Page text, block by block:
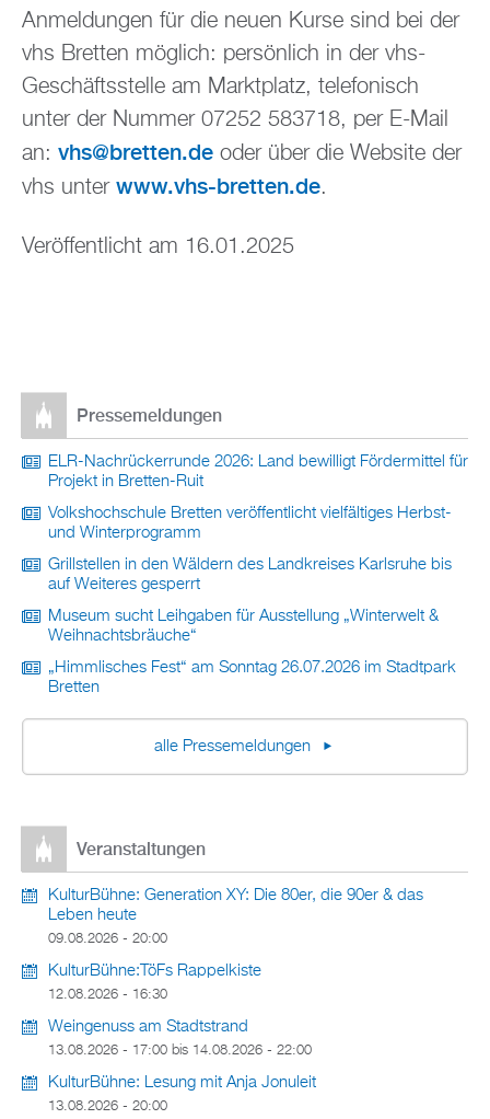
Anmeldungen für die neuen Kurse sind bei der
vhs Bretten möglich: persönlich in der vhs-
Geschäftsstelle am Marktplatz, telefonisch
unter der Nummer 07252 583718, per E-Mail
an: vhs@bretten.de oder über die Website der
vhs unter www.vhs-bretten.de.
Veröffentlicht am 16.01.2025
Pressemeldungen
ELR-Nachrückerrunde 2026: Land bewilligt Fördermittel für
Projekt in Bretten-Ruit
Volkshochschule Bretten veröffentlicht vielfältiges Herbst-
und Winterprogramm
Grillstellen in den Wäldern des Landkreises Karlsruhe bis
auf Weiteres gesperrt
Museum sucht Leihgaben für Ausstellung „Winterwelt &
Weihnachtsbräuche“
„Himmlisches Fest“ am Sonntag 26.07.2026 im Stadtpark
Bretten
alle Pressemeldungen
Veranstaltungen
KulturBühne: Generation XY: Die 80er, die 90er & das
Leben heute
09.08.2026 - 20:00
KulturBühne:TöFs Rappelkiste
12.08.2026 - 16:30
Weingenuss am Stadtstrand
13.08.2026 - 17:00 bis 14.08.2026 - 22:00
KulturBühne: Lesung mit Anja Jonuleit
13.08.2026 - 20:00